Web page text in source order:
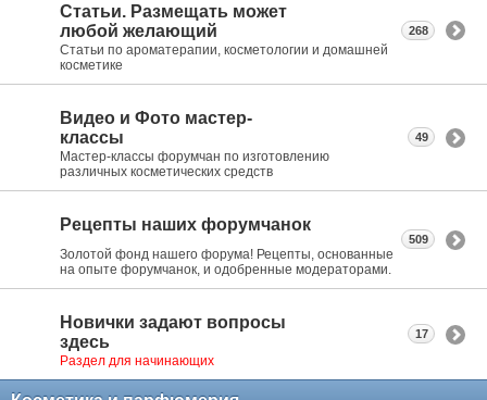
Статьи. Размещать может
любой желающий
Статьи по ароматерапии, косметологии и домашней
косметике
268
Видео и Фото мастер-
классы
Мастер-классы форумчан по изготовлению
различных косметических средств
49
Рецепты наших форумчанок
Золотой фонд нашего форума! Рецепты, основанные
на опыте форумчанок, и одобренные модераторами.
509
Новички задают вопросы
здесь
Раздел для начинающих
17